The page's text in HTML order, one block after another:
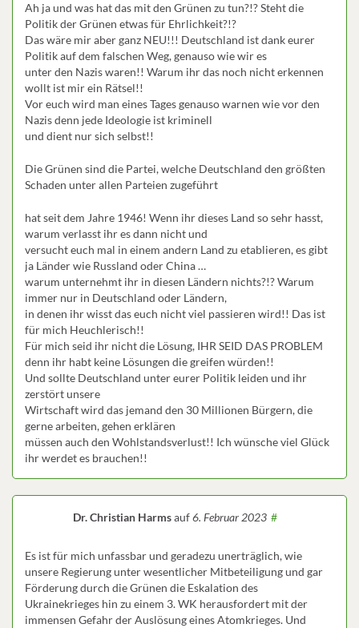
Ah ja und was hat das mit den Grünen zu tun?!? Steht die
Politik der Grünen etwas für Ehrlichkeit?!?
Das wäre mir aber ganz NEU!!! Deutschland ist dank eurer
Politik auf dem falschen Weg, genauso wie wir es
unter den Nazis waren!! Warum ihr das noch nicht erkennen
wollt ist mir ein Rätsel!!
Vor euch wird man eines Tages genauso warnen wie vor den
Nazis denn jede Ideologie ist kriminell
und dient nur sich selbst!!
Die Grünen sind die Partei, welche Deutschland den größten
Schaden unter allen Parteien zugeführt
hat seit dem Jahre 1946! Wenn ihr dieses Land so sehr hasst,
warum verlasst ihr es dann nicht und
versucht euch mal in einem andern Land zu etablieren, es gibt
ja Länder wie Russland oder China …
warum unternehmt ihr in diesen Ländern nichts?!? Warum
immer nur in Deutschland oder Ländern,
in denen ihr wisst das euch nicht viel passieren wird!! Das ist
für mich Heuchlerisch!!
Für mich seid ihr nicht die Lösung, IHR SEID DAS PROBLEM
denn ihr habt keine Lösungen die greifen würden!!
Und sollte Deutschland unter eurer Politik leiden und ihr
zerstört unsere
Wirtschaft wird das jemand den 30 Millionen Bürgern, die
gerne arbeiten, gehen erklären
müssen auch den Wohlstandsverlust!! Ich wünsche viel Glück
ihr werdet es brauchen!!
Dr. Christian Harmsauf6. Februar 2023 #
Es ist für mich unfassbar und geradezu unerträglich, wie
unsere Regierung unter wesentlicher Mitbeteiligung und gar
Förderung durch die Grünen die Eskalation des
Ukrainekrieges hin zu einem 3. WK herausfordert mit der
immensen Gefahr der Auslösung eines Atomkrieges. Und